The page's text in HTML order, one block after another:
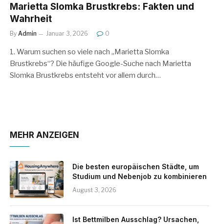
Marietta Slomka Brustkrebs: Fakten und
Wahrheit
By Admin Januar 3, 2026 0
1. Warum suchen so viele nach „Marietta Slomka
Brustkrebs“? Die häufige Google-Suche nach Marietta
Slomka Brustkrebs entsteht vor allem durch…
MEHR ANZEIGEN
Die besten europäischen Städte, um
Studium und Nebenjob zu kombinieren
August 3, 2026
Ist Bettmilben Ausschlag? Ursachen,